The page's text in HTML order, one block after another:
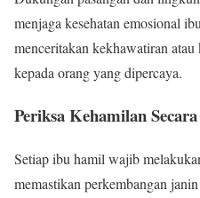
menjaga kesehatan emosional
menceritakan kekhawatiran atau
kepada orang yang dipercaya.
Periksa Kehamilan
Setiap ibu hamil wajib
memastikan perkembangan